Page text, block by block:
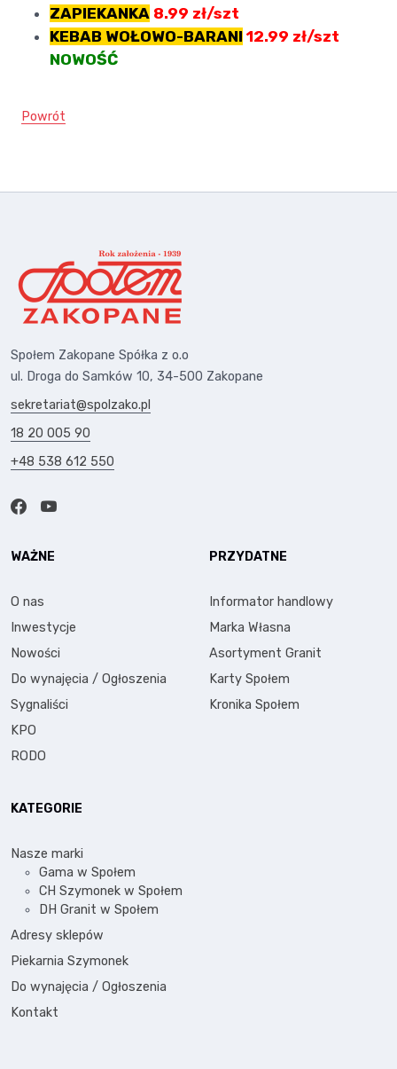
ZAPIEKANKA 8.99 zł/szt
KEBAB WOŁOWO-BARANI 12.99 zł/szt
NOWOŚĆ
Powrót
Społem Zakopane Spółka z o.o
ul. Droga do Samków 10, 34-500 Zakopane
sekretariat@spolzako.pl
18 20 005 90
+48 538 612 550
WAŻNE
O nas
Inwestycje
Nowości
Do wynajęcia / Ogłoszenia
Sygnaliści
KPO
RODO
PRZYDATNE
Informator handlowy
Marka Własna
Asortyment Granit
Karty Społem
Kronika Społem
KATEGORIE
Nasze marki
Gama w Społem
CH Szymonek w Społem
DH Granit w Społem
Adresy sklepów
Piekarnia Szymonek
Do wynajęcia / Ogłoszenia
Kontakt